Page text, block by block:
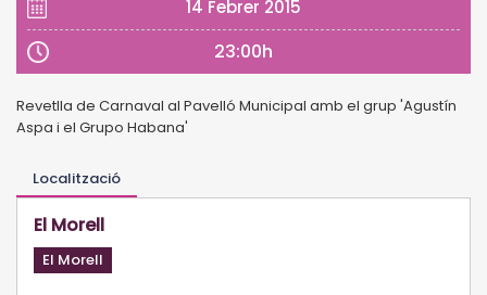
14 Febrer 2015
23:00h
Revetlla de Carnaval al Pavelló Municipal amb el grup 'Agustín
Aspa i el Grupo Habana'
Localització
El Morell
El Morell